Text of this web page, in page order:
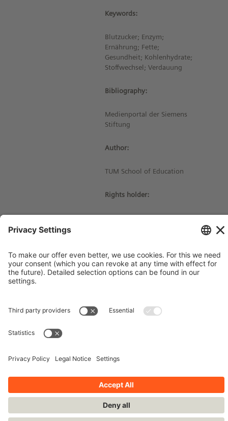
Keywords:
Blutzucker; Enzym;
Ernährung; Fette;
Gesundheit; Kohlenhydrate;
Stoffwechsel; Verdauung
Bibliography:
Medienportal der Siemens
Stiftung
Author:
TUM School of Education
Rights holder:
Imprint
Privacy Policy